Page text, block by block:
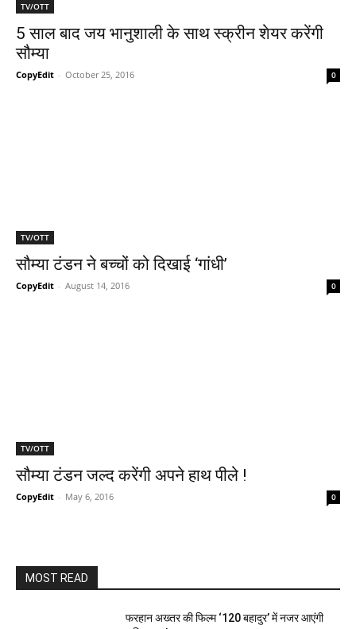
TV/OTT
5 साल बाद जय भानुशाली के साथ स्‍क्रीन शेयर करेंगी
सौम्‍या
CopyEdit - October 25, 2016 0
TV/OTT
सौम्या टंडन ने बच्चों को दिखाई ‘गांधी’
CopyEdit - August 14, 2016 0
TV/OTT
सौम्‍या टंडन जल्‍द करेंगी अपने हाथ पीले !
CopyEdit - May 6, 2016 0
MOST READ
फरहान अख्तर की फिल्म ‘120 बहादुर’ में नजर आएंगी